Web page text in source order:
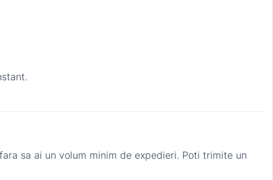
sa ai un volum minim de expedieri. Poti trimite un